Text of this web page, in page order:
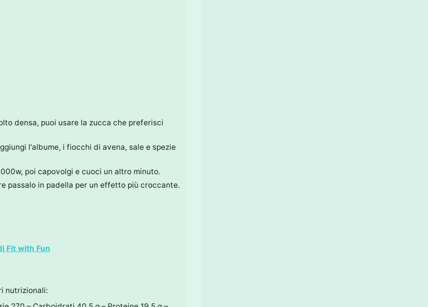
densa, puoi usare la zucca che preferisci
l'albume, i fiocchi di avena, sale e spezie
poi capovolgi e cuoci un altro minuto.
passalo in padella per un effetto più croccante.
Fit with Fun
nutrizionali: